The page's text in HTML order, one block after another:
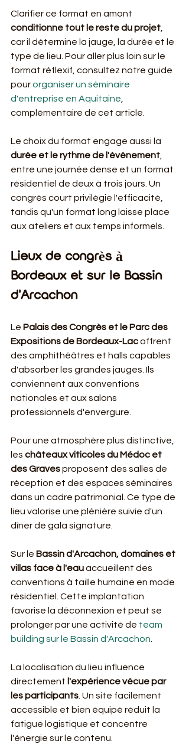
Clarifier ce format en amont
conditionne tout le reste du projet,
car il détermine la jauge, la durée et le
type de lieu. Pour aller plus loin sur le
format réflexif, consultez notre guide
pour organiser un séminaire
d'entreprise en Aquitaine,
complémentaire de cet article.
Le choix du format engage aussi la
durée et le rythme de l'événement,
entre une journée dense et un format
résidentiel de deux à trois jours. Un
congrès court privilégie l'efficacité,
tandis qu'un format long laisse place
aux ateliers et aux temps informels.
Lieux de congrès à
Bordeaux et sur le Bassin
d'Arcachon
Le Palais des Congrès et le Parc des
Expositions de Bordeaux-Lac offrent
des amphithéâtres et halls capables
d'absorber les grandes jauges. Ils
conviennent aux conventions
nationales et aux salons
professionnels d'envergure.
Pour une atmosphère plus distinctive,
les châteaux viticoles du Médoc et
des Graves proposent des salles de
réception et des espaces séminaires
dans un cadre patrimonial. Ce type de
lieu valorise une plénière suivie d'un
dîner de gala signature.
Sur le Bassin d'Arcachon, domaines et
villas face à l'eau accueillent des
conventions à taille humaine en mode
résidentiel. Cette implantation
favorise la déconnexion et peut se
prolonger par une activité de team
building sur le Bassin d'Arcachon.
La localisation du lieu influence
directement l'expérience vécue par
les participants. Un site facilement
accessible et bien équipé réduit la
fatigue logistique et concentre
l'énergie sur le contenu.